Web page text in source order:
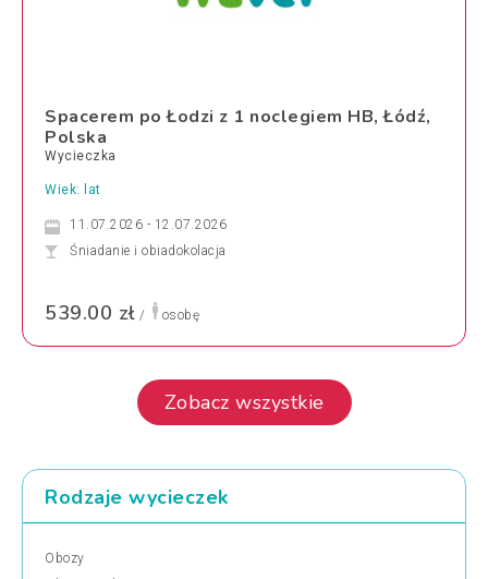
Spacerem po Łodzi z 1 noclegiem HB, Łódź,
Polska
Wycieczka
Wiek: lat
11.07.2026 - 12.07.2026
Śniadanie i obiadokolacja
539.00 zł / osobę
Zobacz wszystkie
Rodzaje wycieczek
Obozy